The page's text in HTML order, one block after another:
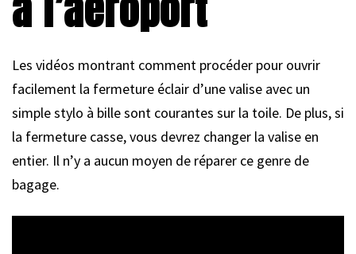
Les vidéos montrant comment procéder pour ouvrir
facilement la fermeture éclair d’une valise avec un
simple stylo à bille sont courantes sur la toile. De plus, si
la fermeture casse, vous devrez changer la valise en
entier. Il n’y a aucun moyen de réparer ce genre de
bagage.